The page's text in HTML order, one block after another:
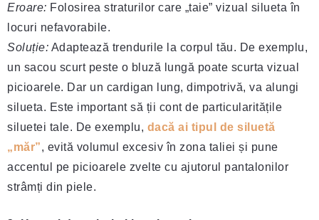
Eroare: Folosirea straturilor care „taie” vizual silueta în
locuri nefavorabile.
Soluție: Adaptează trendurile la corpul tău. De exemplu,
un sacou scurt peste o bluză lungă poate scurta vizual
picioarele. Dar un cardigan lung, dimpotrivă, va alungi
silueta. Este important să ții cont de particularitățile
siluetei tale. De exemplu, dacă ai tipul de siluetă
„măr”, evită volumul excesiv în zona taliei și pune
accentul pe picioarele zvelte cu ajutorul pantalonilor
strâmți din piele.